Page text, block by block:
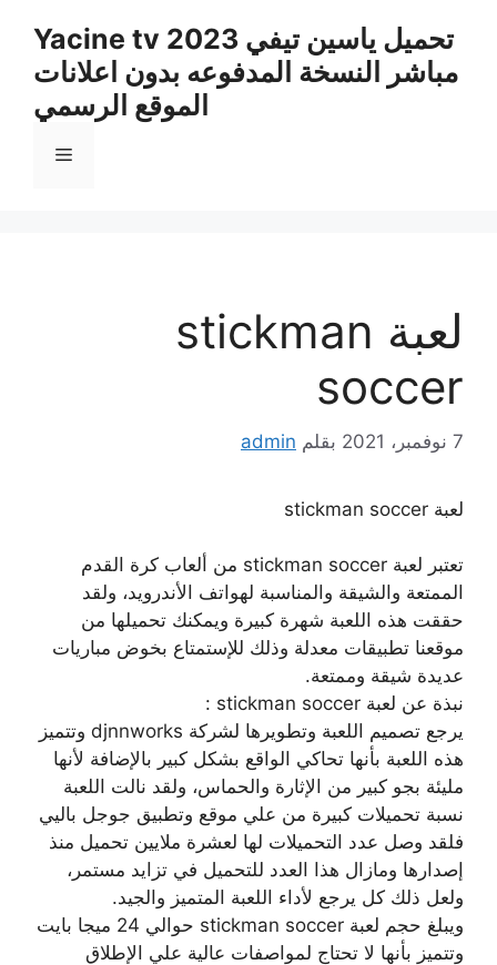
المحتوى
تحميل ياسين تيفي Yacine tv 2023
مباشر النسخة المدفوعه بدون اعلانات
الموقع الرسمي
القائمة
لعبة stickman
soccer
7 نوفمبر، 2021 بقلم admin
لعبة stickman soccer
تعتبر لعبة stickman soccer من ألعاب كرة القدم
الممتعة والشيقة والمناسبة لهواتف الأندرويد، ولقد
حققت هذه اللعبة شهرة كبيرة ويمكنك تحميلها من
موقعنا تطبيقات معدلة وذلك للإستمتاع بخوض مباريات
عديدة شيقة وممتعة.
نبذة عن لعبة stickman soccer :
يرجع تصميم اللعبة وتطويرها لشركة djnnworks وتتميز
هذه اللعبة بأنها تحاكي الواقع بشكل كبير بالإضافة لأنها
مليئة بجو كبير من الإثارة والحماس، ولقد نالت اللعبة
نسبة تحميلات كبيرة من علي موقع وتطبيق جوجل باليي
فلقد وصل عدد التحميلات لها لعشرة ملايين تحميل منذ
إصدارها ومازال هذا العدد للتحميل في تزايد مستمر،
ولعل ذلك كل يرجع لأداء اللعبة المتميز والجيد.
ويبلغ حجم لعبة stickman soccer حوالي 24 ميجا بايت
وتتميز بأنها لا تحتاج لمواصفات عالية علي الإطلاق